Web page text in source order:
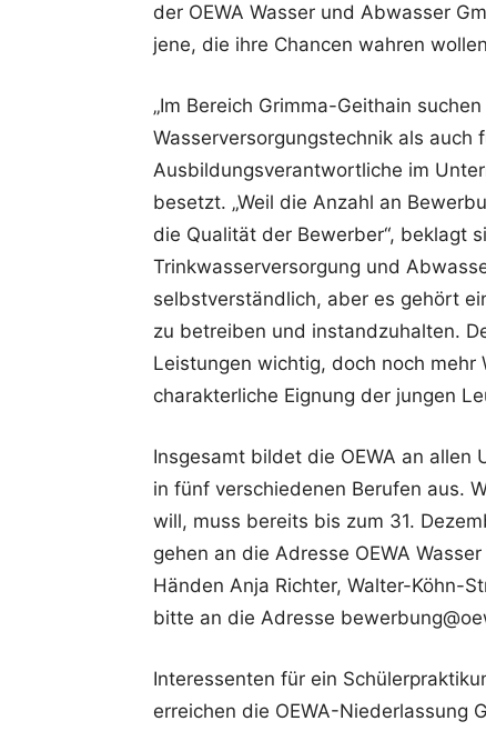
der OEWA Wasser und Abwasser
jene, die ihre Chancen wahren
„Im Bereich Grimma-Geithain
Wasserversorgungstechnik als auch
Ausbildungsverantwortliche im
besetzt. „Weil die Anzahl an
die Qualität der Bewerber“, beklagt
Trinkwasserversorgung und
selbstverständlich, aber es gehört
zu betreiben und instandzuhalten.
Leistungen wichtig, doch noch
charakterliche Eignung der jungen
Insgesamt bildet die OEWA an
in fünf verschiedenen Berufen aus.
will, muss bereits bis zum 31.
gehen an die Adresse OEWA
Händen Anja Richter, Walter-Köhn-
bitte an die Adresse
Interessenten für ein
erreichen die OEWA-Niederlassung